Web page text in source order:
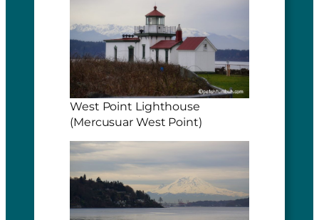
West Point Lighthouse
(Mercusuar West Point)